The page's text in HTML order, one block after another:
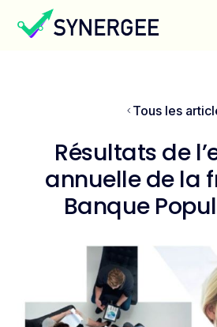
Tous les
Résultats de
annuelle de la
Banque